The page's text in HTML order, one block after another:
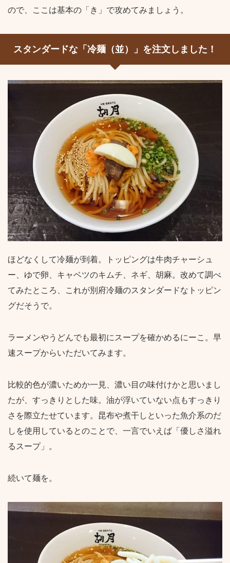
ので、ここは基本の「き」で攻めてみましょう。
スタンダードな「冷麺（並）」を注文しました！
ほどなくして冷麺が到着。トッピングは牛肉チャーシュ
ー、ゆで卵、キャベツのキムチ、ネギ、胡麻。改めて調べ
てみたところ、これが別府冷麺のスタンダードなトッピン
グだそうで。
ラーメンやうどんでも最初にスープを確かめるにーこ。早
速スープからいただいてみます。
比較的色が濃いためか一見、濃い目の味付けかと思いまし
たが、すっきりとした味。油が浮いていない点もすっきり
さを際立たせています。昆布や煮干しといった魚介系のだ
しを使用しているとのことで、一言でいえば「優しさ溢れ
るスープ」。
続いて麺を。